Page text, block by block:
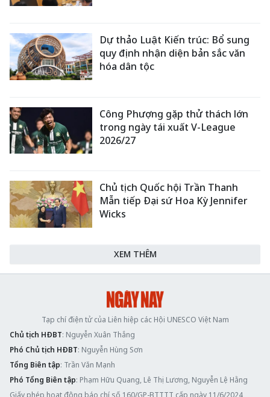
Dự thảo Luật Kiến trúc: Bổ sung
quy định nhận diện bản sắc văn
hóa dân tộc
Công Phượng gặp thử thách lớn
trong ngày tái xuất V-League
2026/27
Chủ tịch Quốc hội Trần Thanh
Mẫn tiếp Đại sứ Hoa Kỳ Jennifer
Wicks
XEM THÊM
Tạp chí điện tử của Liên hiệp các Hội UNESCO Việt Nam
Chủ tịch HĐBT: Nguyễn Xuân Thắng
Phó Chủ tịch HĐBT: Nguyễn Hùng Sơn
Tổng Biên tập: Trần Văn Mạnh
Phó Tổng Biên tập: Phạm Hữu Quang, Lê Thị Lương, Nguyễn Lệ Hằng
Giấy phép hoạt động báo chí số 160/GP-BTTTT cấp ngày 11/6/2024